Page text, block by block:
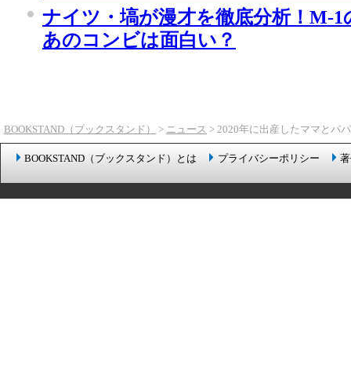
ナイツ・塙が漫才を徹底分析！M-
あのコンビは面白い？
BOOKSTAND（ブックスタンド） > ニュース > 2020年に出産したママとパ
BOOKSTAND（ブックスタンド）とは プライバシーポリシー